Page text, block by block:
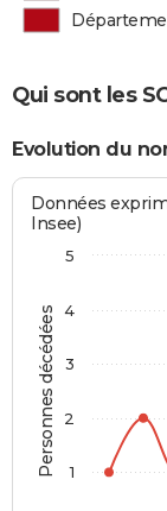
Qui sont les
Evolution du
Personnes décédées
Données
Insee)
1
2
3
4
5